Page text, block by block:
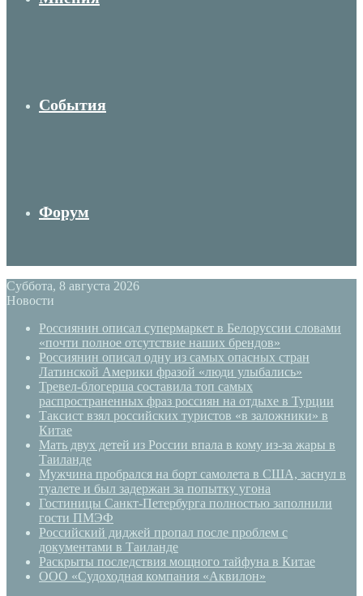
События
Форум
Суббота, 8 августа 2026
Новости
Россиянин описал супермаркет в Белоруссии словами
«почти полное отсутствие наших брендов»
Россиянин описал одну из самых опасных стран
Латинской Америки фразой «люди улыбались»
Тревел-блогерша составила топ самых
распространенных фраз россиян на отдыхе в Турции
Таксист взял российских туристов «в заложники» в
Китае
Мать двух детей из России впала в кому из-за жары в
Таиланде
Мужчина пробрался на борт самолета в США, заснул в
туалете и был задержан за попытку угона
Гостиницы Санкт-Петербурга полностью заполнили
гости ПМЭФ
Российский диджей пропал после проблем с
документами в Таиланде
Раскрыты последствия мощного тайфуна в Китае
ООО «Судоходная компания «Аквилон»